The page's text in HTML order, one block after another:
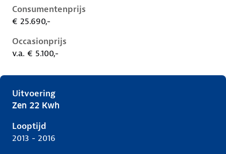
Consumentenprijs
€ 25.690,-
Occasionprijs
v.a. € 5.100,-
Uitvoering
Renault Zoe i, 22 kwh, 65 kW, Elektrisch, 5 deuren
Zen 22 Kwh
Looptijd
2013 - 2016